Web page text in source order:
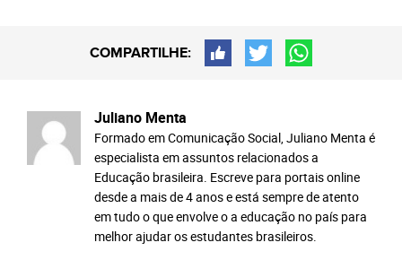
COMPARTILHE:
Juliano Menta
Formado em Comunicação Social, Juliano Menta é
especialista em assuntos relacionados a
Educação brasileira. Escreve para portais online
desde a mais de 4 anos e está sempre de atento
em tudo o que envolve o a educação no país para
melhor ajudar os estudantes brasileiros.